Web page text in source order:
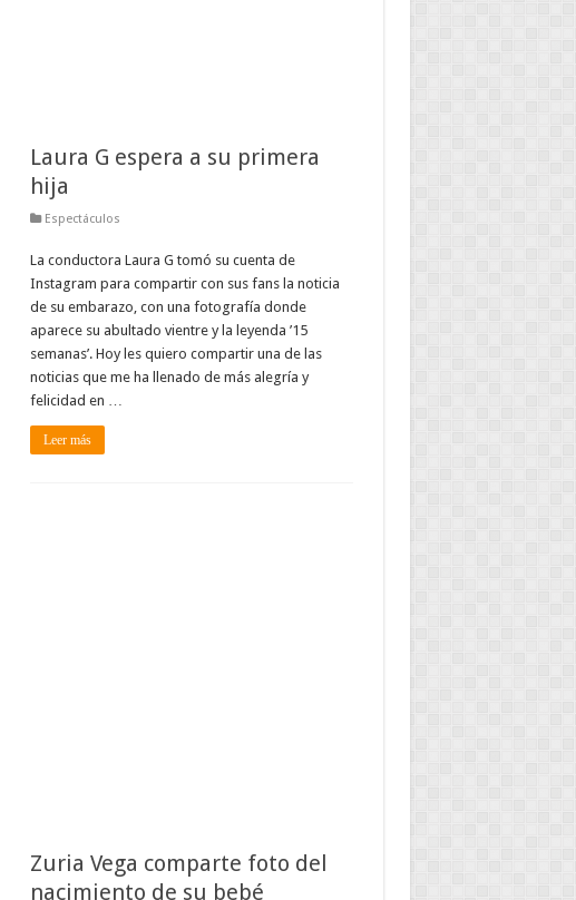
Laura G espera a su primera
hija
Espectáculos
La conductora Laura G tomó su cuenta de
Instagram para compartir con sus fans la noticia
de su embarazo, con una fotografía donde
aparece su abultado vientre y la leyenda ’15
semanas’. Hoy les quiero compartir una de las
noticias que me ha llenado de más alegría y
felicidad en …
Leer más
Zuria Vega comparte foto del
nacimiento de su bebé